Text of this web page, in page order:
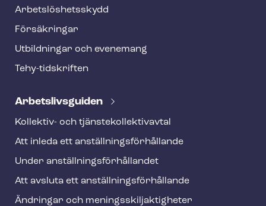
o
t
e
Ar­bets­lös­hets­skydd
Försäkringar
Utbildningar och evenemang
Tehy-​tidskriften
Ar­bets­livs­gui­den
Kollektiv- och tjäns­te­kol­lek­tivav­tal
Att inleda ett an­ställ­nings­för­hål­lan­de
Under an­ställ­nings­för­hål­lan­det
Att avsluta ett an­ställ­nings­för­hål­lan­de
Ändringar och me­nings­skilj­ak­tig­he­ter